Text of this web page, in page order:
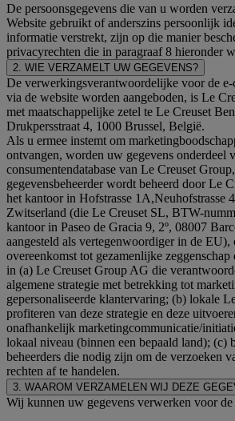
De persoonsgegevens die van u worden
Website gebruikt of anderszins persoonlijk
informatie verstrekt, zijn op die manier
privacyrechten die in paragraaf 8 hieronder
2. WIE VERZAMELT UW GEGEVENS?
De verwerkingsverantwoordelijke voor de e-
via de website worden aangeboden, is Le
met maatschappelijke zetel te Le Creuset
Drukpersstraat 4, 1000 Brussel, België.
Als u ermee instemt om
ontvangen, worden uw gegevens onderdeel
consumentendatabase van Le Creuset
gegevensbeheerder wordt beheerd door Le
het kantoor in Hofstrasse 1A,Neuhofstrasse
Zwitserland (die Le Creuset SL, BTW-
kantoor in Paseo de Gracia 9, 2º, 08007
aangesteld als vertegenwoordiger in de EU),
overeenkomst tot gezamenlijke
in (a) Le Creuset Group AG die
algemene strategie met betrekking tot
gepersonaliseerde klantervaring; (b) lokale
profiteren van deze strategie en deze
onafhankelijk marketingcommunicatie/
lokaal niveau (binnen een bepaald land); (c)
beheerders die nodig zijn om de verzoeken
rechten af te handelen.
3. WAAROM VERZAMELEN WIJ DEZE
Wij kunnen uw gegevens verwerken voor